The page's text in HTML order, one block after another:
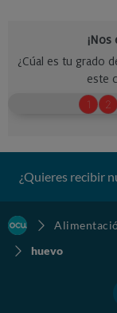
¿Quieres recibir
huevo